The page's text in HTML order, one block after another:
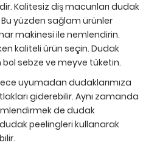
Kalitesiz diş macunları dudak
yüzden sağlam ürünler
makinesi ile nemlendirin.
kaliteli ürün seçin. Dudak
sebze ve meyve tüketin.
uyumadan dudaklarımıza
giderebilir. Aynı zamanda
de dudak
peelingleri kullanarak